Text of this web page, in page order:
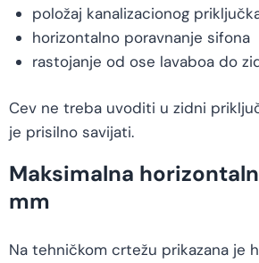
položaj kanalizacionog
horizontalno poravnanje sifona
rastojanje od ose lavaboa do
Cev ne treba uvoditi u zidni
je prisilno savijati.
Maksimalna
mm
Na tehničkom crtežu prikazana je